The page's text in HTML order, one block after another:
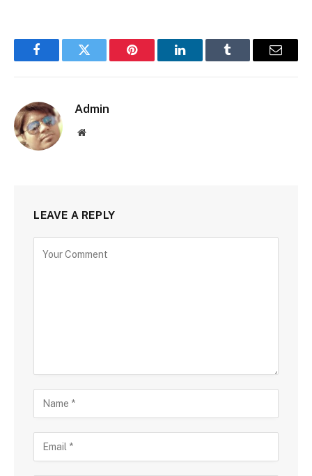
FacebookTwitter Pinterest LinkedInTumblr Email
Admin
Website
LEAVE A REPLY